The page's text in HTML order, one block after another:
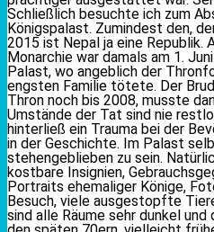
Schließlich besuchte ich zum
Königspalast. Zumindest den,
2015 ist Nepal ja eine Republik.
Monarchie war damals am 1.
Palast, wo angeblich der
engsten Familie tötete. Der
Thron noch bis 2008, musste
Umstände der Tat sind nie
hinterließ ein Trauma bei der
in der Geschichte. Im Palast
stehengeblieben zu sein.
kostbare Insignien,
Portraits ehemaliger Könige,
Besuch, viele ausgestopfte
sind alle Räume sehr dunkel